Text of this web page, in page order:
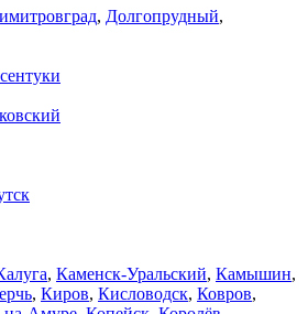
, Долгопрудный,
, Каменск-Уральский, Камышин,
, Киров, Кисловодск, Ковров,